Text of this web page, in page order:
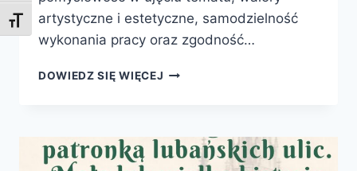
Toggle Font size
artystyczne i estetyczne, samodzielność
wykonania pracy oraz zgodność…
DOWIEDZ SIĘ WIĘCEJ WYNIKI